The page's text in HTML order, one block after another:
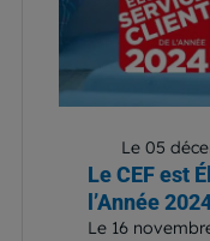
Le 05
Le CEF est
l’Année
Le 16